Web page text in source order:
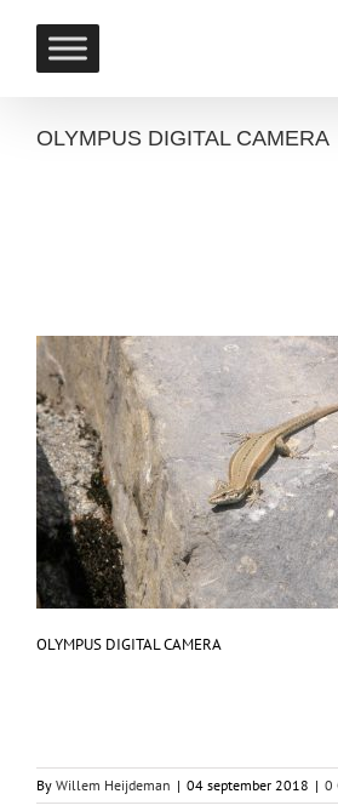
content
OLYMPUS DIGITAL CAMERA
OLYMPUS DIGITAL CAMERA
By Willem Heijdeman | 04 september 2018 | 0